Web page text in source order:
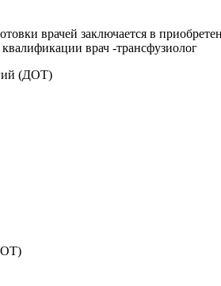
врачей заключается в
врач -трансфузиолог
(ДОТ)